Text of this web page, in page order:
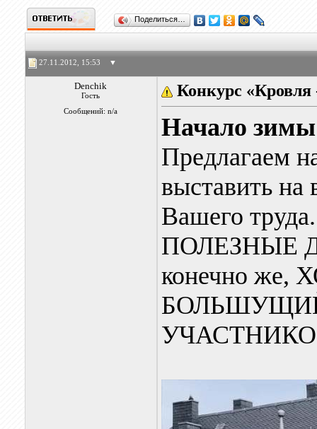
Поделиться…
27.11.2012, 15:53 ▼
Denchik
Гость
Сообщений: n/a
Конкурс «Кровля
Начало зимы
Предлагаем
выставить на
Вашего
ПОЛЕЗНЫЕ
конечно